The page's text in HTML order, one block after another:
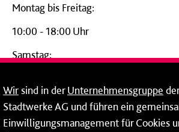
Montag bis Freitag:
10:00 - 18:00 Uhr
Samstag:
24-Stunden-Telefon*
06131 – 12 77 77
Wirsind in derUnternehmensgruppe
Stadtwerke AG und führen ein
Einwilligungsmanagement für Cookies